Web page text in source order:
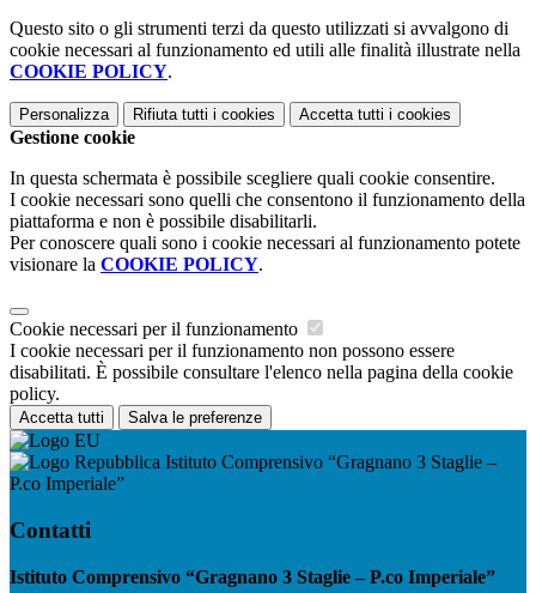
Questo sito o gli strumenti terzi da questo utilizzati si avvalgono di
cookie necessari al funzionamento ed utili alle finalità illustrate nella
COOKIE POLICY.
Personalizza Rifiuta tutti i cookies Accetta tutti i cookies
Gestione cookie
In questa schermata è possibile scegliere quali cookie consentire.
I cookie necessari sono quelli che consentono il funzionamento della
piattaforma e non è possibile disabilitarli.
Per conoscere quali sono i cookie necessari al funzionamento potete
visionare la COOKIE POLICY.
Cookie necessari per il funzionamento
I cookie necessari per il funzionamento non possono essere
disabilitati. È possibile consultare l'elenco nella pagina della cookie
policy.
Accetta tutti Salva le preferenze
Istituto Comprensivo “Gragnano 3 Staglie –
P.co Imperiale”
Contatti
Istituto Comprensivo “Gragnano 3 Staglie – P.co Imperiale”